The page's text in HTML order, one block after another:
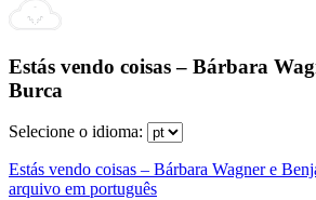
Estás vendo coisas – Bárbara
Burca
Selecione o idioma:
Estás vendo coisas – Bárbara Wagner e
arquivo em português